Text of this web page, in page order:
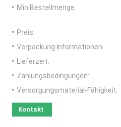
Min Bestellmenge:
Preis:
Verpackung Informationen:
Lieferzeit:
Zahlungsbedingungen:
Versorgungsmaterial-Fähigkeit:
Kontakt